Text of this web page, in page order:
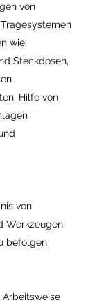
von
wie:
Steckdosen,
Hilfe von
von
Werkzeugen
befolgen